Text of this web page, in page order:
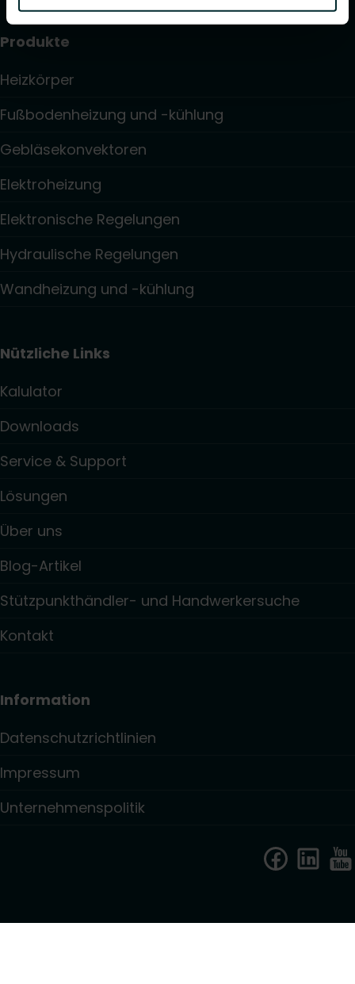
Produkte
Heizkörper
Fußbodenheizung und -kühlung
Gebläsekonvektoren
Elektroheizung
Elektronische Regelungen
Hydraulische Regelungen
Wandheizung und -kühlung
Nützliche Links
Kalulator
Downloads
Service & Support
Lösungen
Über uns
Blog-Artikel
Stützpunkthändler- und Handwerkersuche
Kontakt
Information
Datenschutzrichtlinien
Impressum
Unternehmenspolitik